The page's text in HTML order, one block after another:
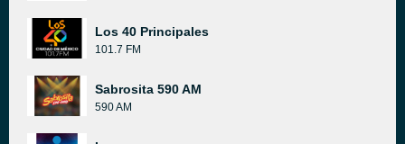
Los 40 Principales
101.7 FM
Sabrosita 590 AM
590 AM